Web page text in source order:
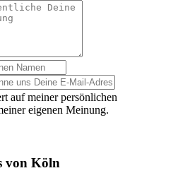
auf meiner persönlichen
eigenen Meinung.
von Köln